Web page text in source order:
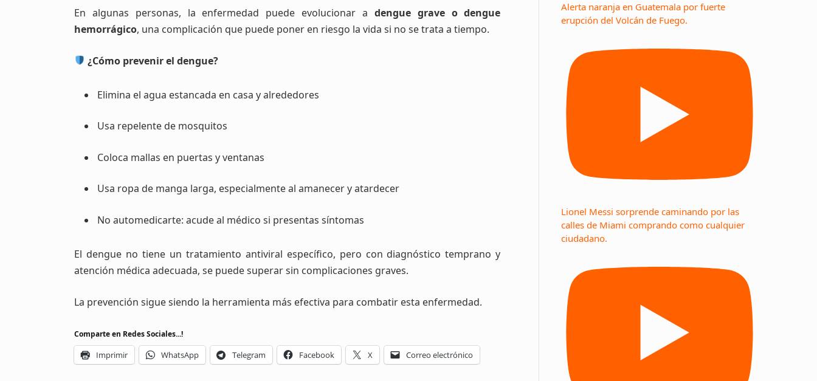
En algunas personas, la enfermedad puede evolucionar a dengue grave o dengue
hemorrágico, una complicación que puede poner en riesgo la vida si no se trata a tiempo.
¿Cómo prevenir el dengue?
Elimina el agua estancada en casa y alrededores
Usa repelente de mosquitos
Coloca mallas en puertas y ventanas
Usa ropa de manga larga, especialmente al amanecer y atardecer
No automedicarte: acude al médico si presentas síntomas
El dengue no tiene un tratamiento antiviral específico, pero con diagnóstico temprano y
atención médica adecuada, se puede superar sin complicaciones graves.
La prevención sigue siendo la herramienta más efectiva para combatir esta enfermedad.
Comparte en Redes Sociales...!
Imprimir WhatsApp Telegram Facebook X Correo electrónico
Alerta naranja en Guatemala por fuerte
erupción del Volcán de Fuego.
Lionel Messi sorprende caminando por las
calles de Miami comprando como cualquier
ciudadano.